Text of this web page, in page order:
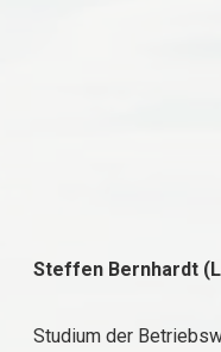
Steffen Bernhardt
Studium der